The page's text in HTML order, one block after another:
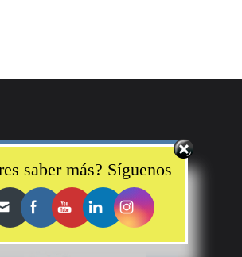
saber más? Síguenos
Set Youtube Channel ID